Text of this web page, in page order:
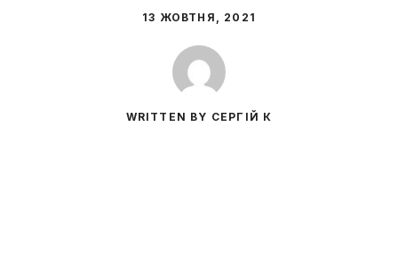
13 ЖОВТНЯ, 2021
WRITTEN BY СЕРГІЙ К